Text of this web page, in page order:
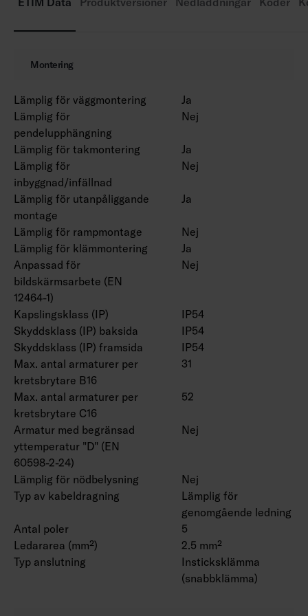
efter projektets behov. Även bollskyddsnät och
upphängningssatser på begäran.
Montering
Lämplig för väggmontering
Ja
Lämplig för
pendelupphängning
Nej
Lämplig för takmontering
Ja
Lämplig för
inbyggnad/infällnad
Nej
Lämplig för utanpåliggande
montage
Ja
Lämplig för rampmontage
Nej
Lämplig för klämmontering
Ja
Anpassad för
bildskärmsarbete (EN
12464-1)
Nej
Kapslingsklass (IP)
IP54
Skyddsklass (IP) baksida
IP54
Skyddsklass (IP) framsida
IP54
Max. antal armaturer per
kretsbrytare B16
31
Max. antal armaturer per
kretsbrytare C16
52
Armatur med begränsad
yttemperatur "D" (EN
60598-2-24)
Nej
Lämplig för nödbelysning
Nej
Typ av kabeldragning
Lämplig för
genomgående ledning
Antal poler
5
Ledararea (mm²)
2.5 mm²
Typ anslutning
Insticksklämma
(snabbklämma)